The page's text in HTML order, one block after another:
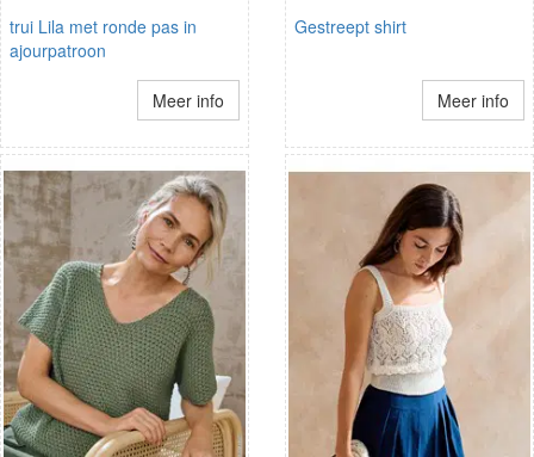
trui Lila met ronde pas in
ajourpatroon
Meer info
Gestreept shirt
Meer info